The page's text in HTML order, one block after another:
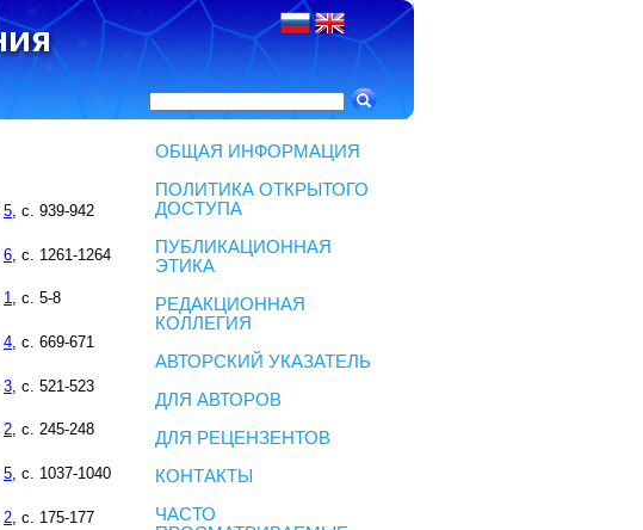
5, с. 939-942
6 , с. 1261-1264
1, с. 5-8
4 , с. 669-671
3 , с. 521-523
2, с. 245-248
5 , с. 1037-1040
2 , с. 175-177
ОБЩАЯ ИНФОРМАЦИЯ
ПОЛИТИКА ОТКРЫТОГО
ДОСТУПА
ПУБЛИКАЦИОННАЯ
ЭТИКА
РЕДАКЦИОННАЯ
КОЛЛЕГИЯ
АВТОРСКИЙ УКАЗАТЕЛЬ
ДЛЯ АВТОРОВ
ДЛЯ РЕЦЕНЗЕНТОВ
КОНТАКТЫ
ЧАСТО